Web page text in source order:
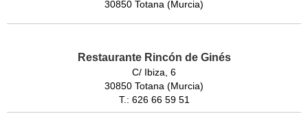
30850 Totana (Murcia)
Restaurante Rincón de Ginés
C/ Ibiza, 6
30850 Totana (Murcia)
T.: 626 66 59 51